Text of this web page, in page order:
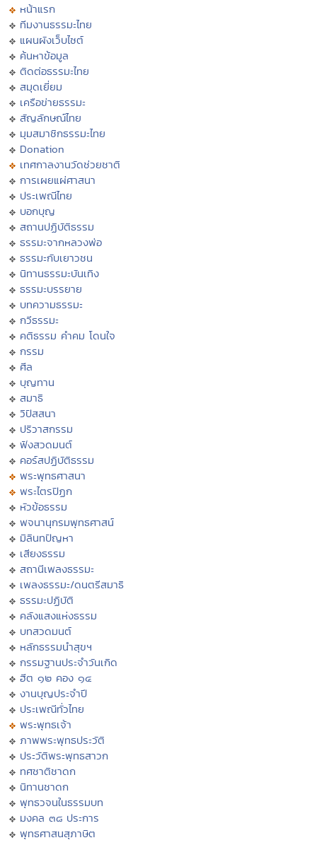
หน้าแรก
ทีมงานธรรมะไทย
แผนผังเว็บไซต์
ค้นหาข้อมูล
ติดต่อธรรมะไทย
สมุดเยี่ยม
เครือข่ายธรรมะ
สัญลักษณ์ไทย
มุมสมาชิกธรรมะไทย
Donation
เทศกาลงานวัดช่วยชาติ
การเผยแผ่ศาสนา
ประเพณีไทย
บอกบุญ
สถานปฏิบัติธรรม
ธรรมะจากหลวงพ่อ
ธรรมะกับเยาวชน
นิทานธรรมะบันเทิง
ธรรมะบรรยาย
บทความธรรมะ
กวีธรรมะ
คติธรรม คำคม โดนใจ
กรรม
ศีล
บุญทาน
สมาธิ
วิปัสสนา
ปริวาสกรรม
ฟังสวดมนต์
คอร์สปฏิบัติธรรม
พระพุทธศาสนา
พระไตรปิฏก
หัวข้อธรรม
พจนานุกรมพุทธศาสน์
มิลินทปัญหา
เสียงธรรม
สถานีเพลงธรรมะ
เพลงธรรมะ/ดนตรีสมาธิ
ธรรมะปฏิบัติ
คลังแสงแห่งธรรม
บทสวดมนต์
หลักธรรมนำสุขฯ
กรรมฐานประจำวันเกิด
ฮีต ๑๒ คอง ๑๔
งานบุญประจำปี
ประเพณีทั่วไทย
พระพุทธเจ้า
ภาพพระพุทธประวัติ
ประวัติพระพุทธสาวก
ทศชาติชาดก
นิทานชาดก
พุทธวจนในธรรมบท
มงคล ๓๘ ประการ
พุทธศาสนสุภาษิต